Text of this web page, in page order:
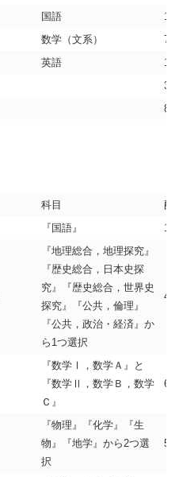
国語
数学（文系）
75
英語
科目 配
『国語』
『地理総合，地理探究』
『歴史総合，日本史探
究』『歴史総合，世界史
探究』『公共，倫理』
『公共，政治・経済』か
ら1つ選択
40
『数学Ⅰ，数学Ａ』と
『数学Ⅱ，数学Ｂ，数学
Ｃ』
60
『物理』『化学』『生
物』『地学』から2つ選
択
50